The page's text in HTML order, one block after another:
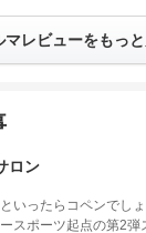
マレビューをもっ
ロン
いったらコペンでし
スポーツ起点の第2